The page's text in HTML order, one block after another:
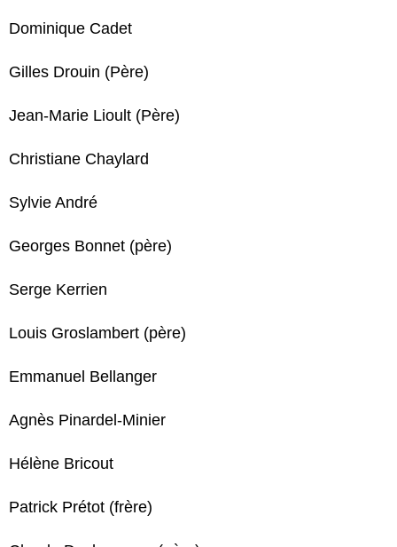
Dominique Cadet
Gilles Drouin (Père)
Jean-Marie Lioult (Père)
Christiane Chaylard
Sylvie André
Georges Bonnet (père)
Serge Kerrien
Louis Groslambert (père)
Emmanuel Bellanger
Agnès Pinardel-Minier
Hélène Bricout
Patrick Prétot (frère)